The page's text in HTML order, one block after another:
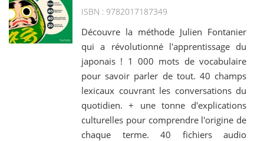
ISBN : 9782017187349
Découvre la méthode Julien Fontanier
qui a révolutionné l'apprentissage du
japonais ! 1 000 mots de vocabulaire
pour savoir parler de tout. 40 champs
lexicaux couvrant les conversations du
quotidien. + une tonne d'explications
culturelles pour comprendre l'origine de
chaque terme. 40 fichiers audio